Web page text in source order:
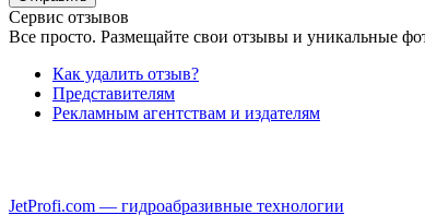
Сервис отзывов
Все просто. Размещайте свои отзывы и уникальные
Как удалить отзыв?
Представителям
Рекламным агентствам и издателям
JetProfi.com — гидроабразивные технологии